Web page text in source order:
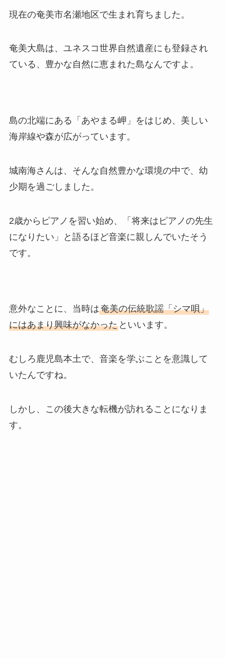
現在の奄美市名瀬地区で生まれ育ちました。
奄美大島は、ユネスコ世界自然遺産にも登録され
ている、豊かな自然に恵まれた島なんですよ。
島の北端にある「あやまる岬」をはじめ、美しい
海岸線や森が広がっています。
城南海さんは、そんな自然豊かな環境の中で、幼
少期を過ごしました。
2歳からピアノを習い始め、「将来はピアノの先生
になりたい」と語るほど音楽に親しんでいたそう
です。
意外なことに、当時は奄美の伝統歌謡「シマ唄」
にはあまり興味がなかったといいます。
むしろ鹿児島本土で、音楽を学ぶことを意識して
いたんですね。
しかし、この後大きな転機が訪れることになりま
す。